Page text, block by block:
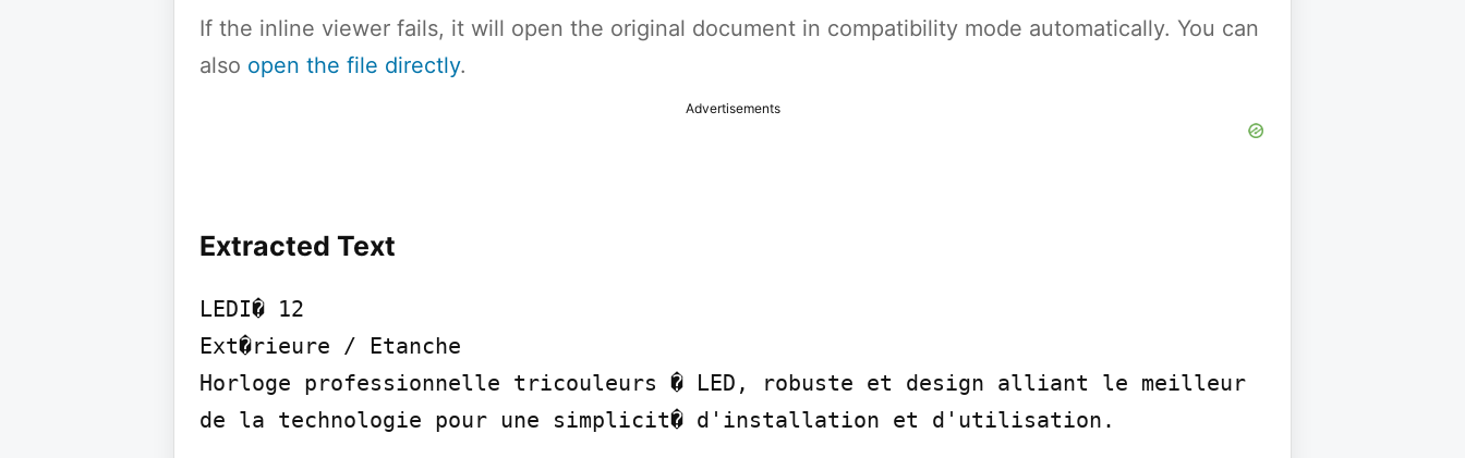
If the inline viewer fails, it will open the original document in compatibility mode automatically. You can
also open the file directly.
Advertisements
Extracted Text
LEDI� 12
Ext�rieure / Etanche
Horloge professionnelle tricouleurs � LED, robuste et design alliant le meilleur
de la technologie pour une simplicit� d'installation et d'utilisation.